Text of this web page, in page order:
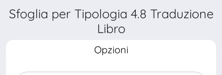
Sfoglia per Tipologia 4.8 Traduzione
Libro
Opzioni